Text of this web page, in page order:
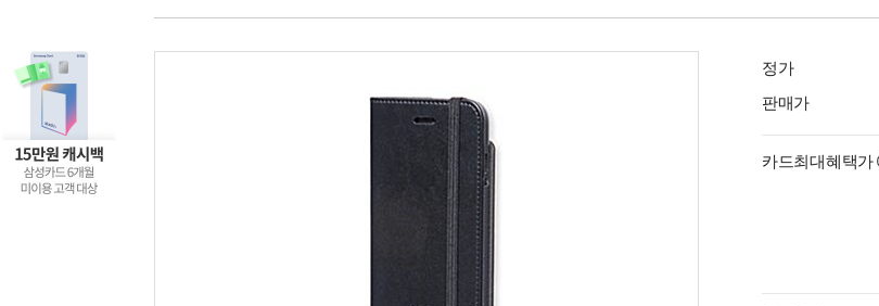
정가
판매가
카드최대혜택가